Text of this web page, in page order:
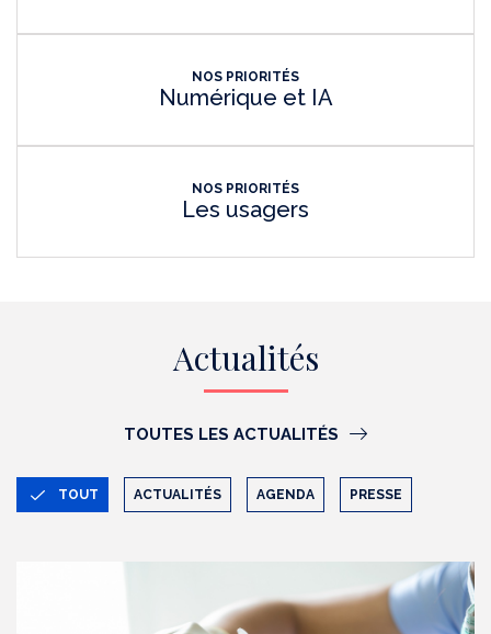
NOS PRIORITÉS
Numérique et IA
NOS PRIORITÉS
Les usagers
Actualités
TOUTES LES ACTUALITÉS
TOUT ACTUALITÉS AGENDA PRESSE